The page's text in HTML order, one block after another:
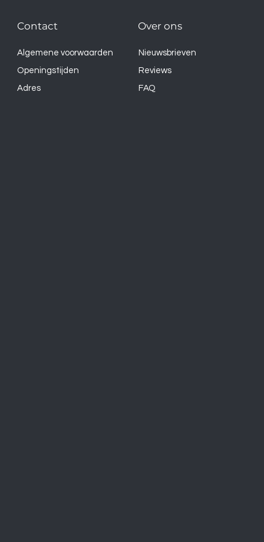
Over ons
Nieuwsbrieven
Reviews
FAQ
Contact
Algemene voorwaarden
Openingstijden
Adres